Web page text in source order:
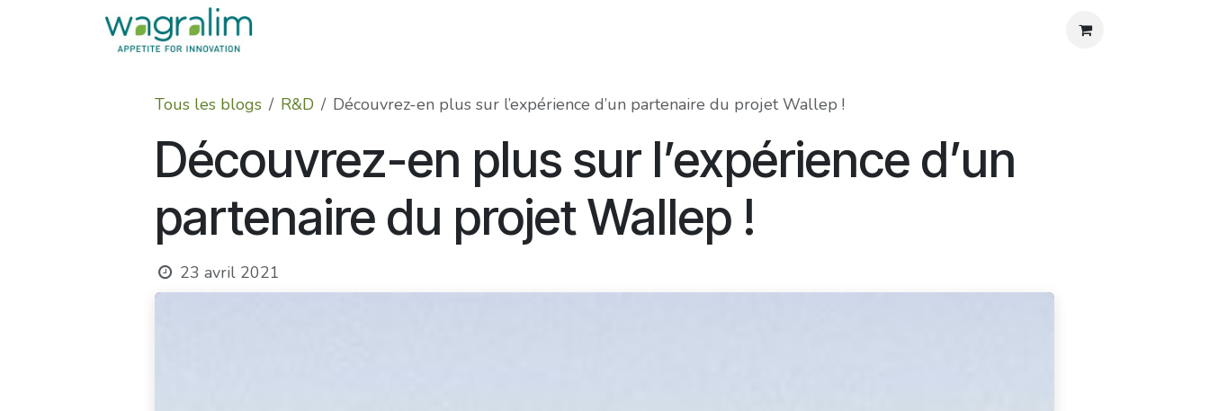
Tous les blogs R&D Découvrez-en plus sur l’expérience d’un partenaire du projet Wallep !
Découvrez-en plus sur l’expérience d’un
partenaire du projet Wallep !
23 avril 2021